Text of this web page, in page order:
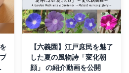
【六義園】江戸庶民を魅了
した夏の風物詩「変化朝
顔」 の紹介動画を公開